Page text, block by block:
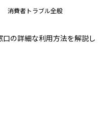
消費者トラブル全般
口の詳細な利用方法を解説し